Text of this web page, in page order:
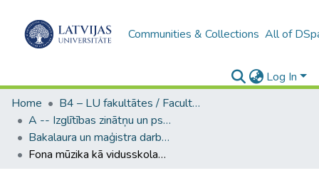
Communities & Collections All of
Log In
Home
B4 – LU fakultātes / Faculties of the UL
A -- Izglītības zinātņu un psiholoģijas fakultāte / Faculty of Education Sciences and Psychology
Bakalaura un maģistra darbi (PPMF) / Bachelor's and Master's theses
Fona mūzika kā vidusskolas skolēnu iesaistes veicinātājs procesrakstīšanā angļu valodas stundās